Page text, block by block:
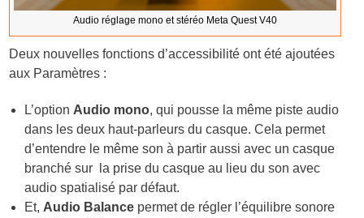
Audio réglage mono et stéréo Meta Quest V40
Deux nouvelles fonctions d’accessibilité ont été ajoutées
aux Paramètres :
L’option Audio mono, qui pousse la même piste audio
dans les deux haut-parleurs du casque. Cela permet
d’entendre le même son à partir aussi avec un casque
branché sur la prise du casque au lieu du son avec
audio spatialisé par défaut.
Et, Audio Balance permet de régler l’équilibre sonore